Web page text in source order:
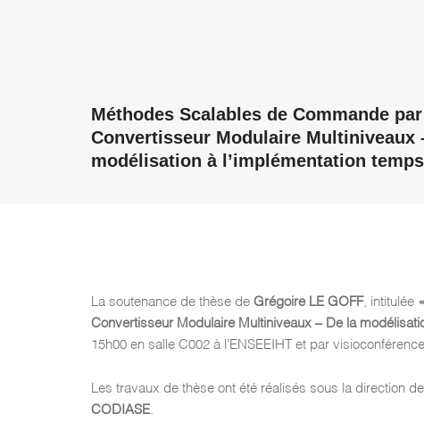
Méthodes Scalables de Commande
Convertisseur Modulaire Multiniveaux
modélisation à l’implémentation temps
La soutenance de thèse de Grégoire LE GOFF , intitulée
Convertisseur Modulaire Multiniveaux – De la
15h00 en salle C002 à l’ENSEEIHT et par visioconférence.
Les travaux de thèse ont été réalisés sous la direction
CODIASE